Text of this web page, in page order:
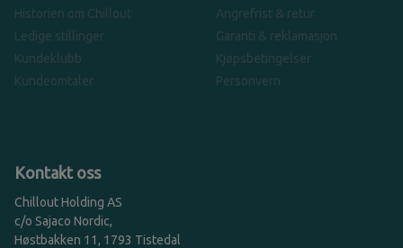
Historien om Chillout
Ledige stillinger
Kundeklubb
Kundeomtaler
Angrefrist & retur
Garanti & reklamasjon
Kjøpsbetingelser
Personvern
Kontakt oss
Chillout Holding AS
c/o Sajaco Nordic,
Høstbakken 11, 1793 Tistedal